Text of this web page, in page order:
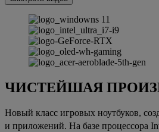
ЧИСТЕЙШАЯ
Новый класс игровых ноутбуков,
и приложений. На базе процессора